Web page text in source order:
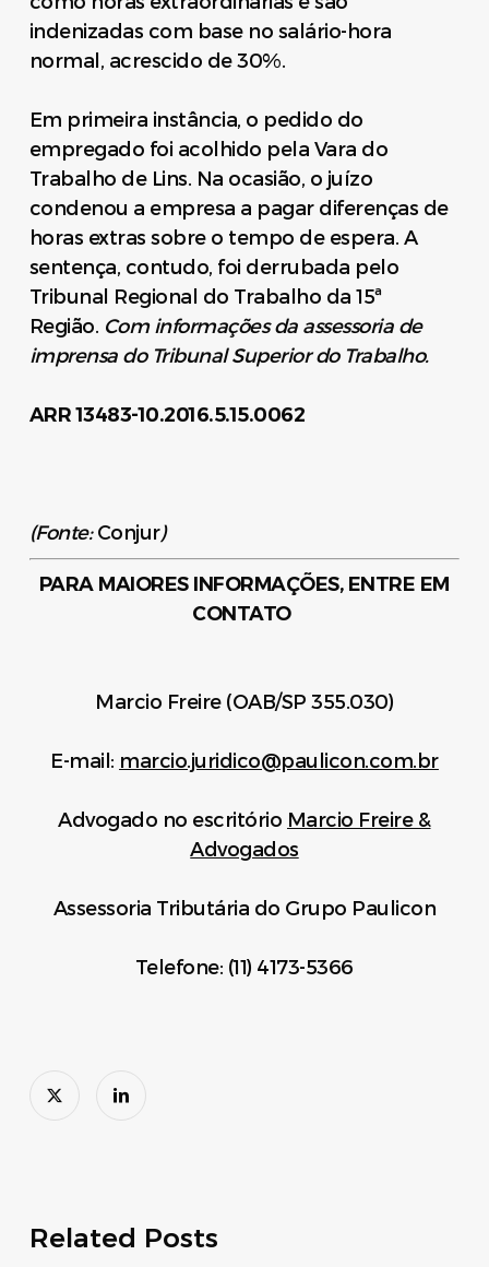
indenizadas com base no salário-hora
normal, acrescido de 30%.
Em primeira instância, o pedido do
empregado foi acolhido pela Vara do
Trabalho de Lins. Na ocasião, o juízo
condenou a empresa a pagar diferenças de
horas extras sobre o tempo de espera. A
sentença, contudo, foi derrubada pelo
Tribunal Regional do Trabalho da 15ª
Região. Com informações da assessoria de
imprensa do Tribunal Superior do Trabalho.
ARR 13483-10.2016.5.15.0062
(Fonte:Conjur)
PARA MAIORES INFORMAÇÕES, ENTRE EM
CONTATO
Marcio Freire (OAB/SP 355.030)
E-mail: marcio.juridico@paulicon.com.br
Advogado no escritório Marcio Freire &
Advogados
Assessoria Tributária do Grupo Paulicon
Telefone: (11) 4173-5366
Related Posts